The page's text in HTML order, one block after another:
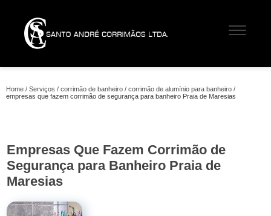
Home Serviços corrimão de banheiro
corrimão de alumínio para banheiro
empresas que fazem corrimão de segurança para banheiro Praia de Maresias
Empresas Que Fazem Corrimão de
Segurança para Banheiro Praia de
Maresias